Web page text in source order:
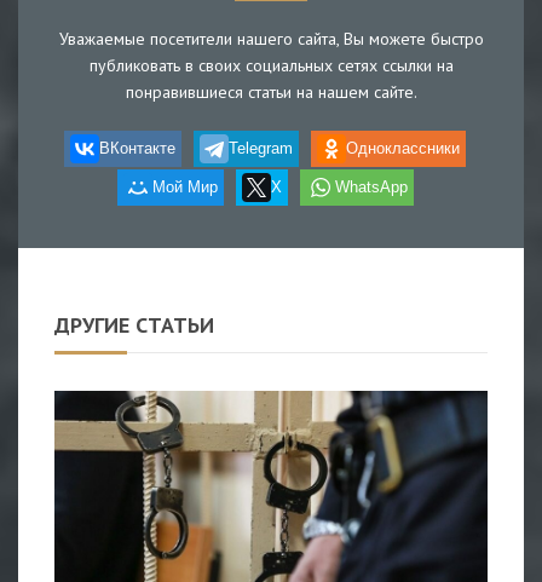
Уважаемые посетители нашего сайта, Вы можете быстро
публиковать в своих социальных сетях ссылки на
понравившиеся статьи на нашем сайте.
ВКонтакте Telegram Одноклассники
Мой Мир X WhatsApp
ДРУГИЕ СТАТЬИ